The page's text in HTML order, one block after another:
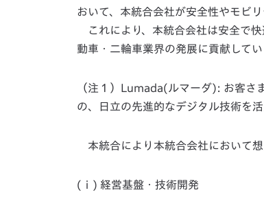
おいて、本統合会社が安全性やモビ
これにより、本統合会社は安全で
動車・二輪車業界の発展に貢献してい
（注１）Lumada(ルマーダ): お客さ
の、日立の先進的なデジタル技術を
本統合により本統合会社において想
(ⅰ) 経営基盤・技術開発